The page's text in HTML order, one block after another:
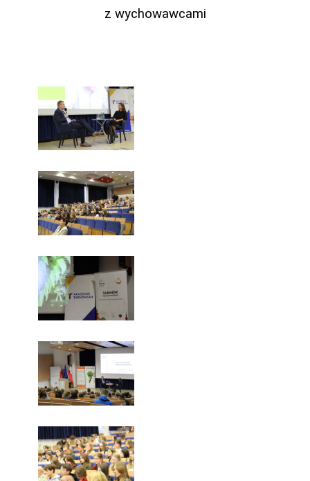
z wychowawcami